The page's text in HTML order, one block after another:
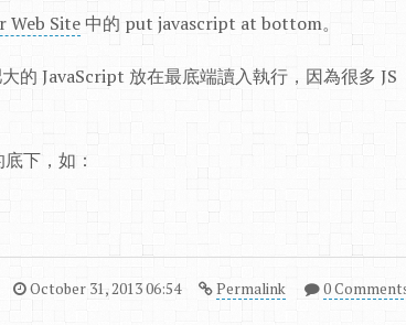
Web Site 中的 put javascript at bottom。
的 JavaScript 放在最底端讀入執行，因為很多 JS
下，如：
October 31, 2013 06:54 Permalink 0